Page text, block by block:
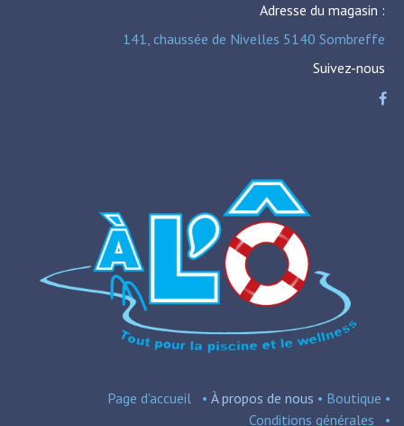
Adresse du magasin :
141, chaussée de Nivelles 5140 Sombreffe
Suivez-nous
Page d'accueil • À propos de nous • Boutique •
Conditions générales •